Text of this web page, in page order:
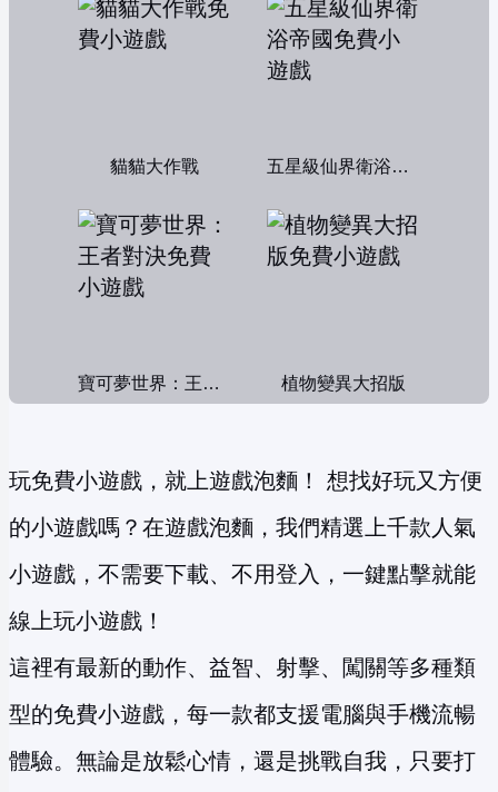
貓貓大作戰 五星級仙界衛浴帝國
寶可夢世界：王者對決 植物變異大招版
玩免費小遊戲，就上遊戲泡麵！ 想找好玩又方便
的小遊戲嗎？在遊戲泡麵，我們精選上千款人氣
小遊戲，不需要下載、不用登入，一鍵點擊就能
線上玩小遊戲！
這裡有最新的動作、益智、射擊、闖關等多種類
型的免費小遊戲，每一款都支援電腦與手機流暢
體驗。無論是放鬆心情，還是挑戰自我，只要打